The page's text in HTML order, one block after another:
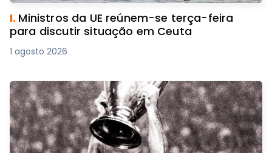
I. Ministros da UE reúnem-se terça-feira
para discutir situação em Ceuta
1 agosto 2026